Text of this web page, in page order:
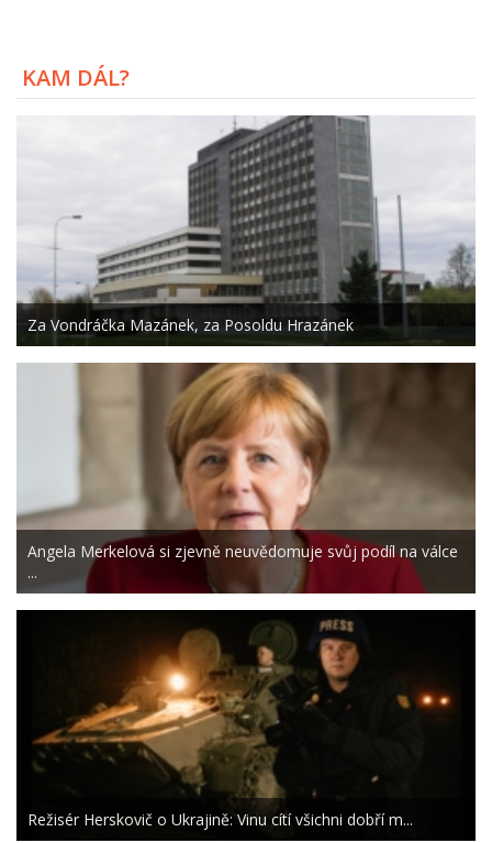
KAM DÁL?
Za Vondráčka Mazánek, za Posoldu Hrazánek
Angela Merkelová si zjevně neuvědomuje svůj podíl na válce
...
Režisér Herskovič o Ukrajině: Vinu cítí všichni dobří m...